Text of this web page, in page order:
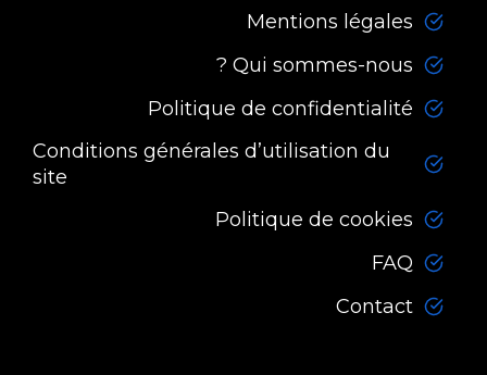
Mentions légales
Qui sommes-nous ?
Politique de confidentialité
Conditions générales d’utilisation du
site
Politique de cookies
FAQ
Contact